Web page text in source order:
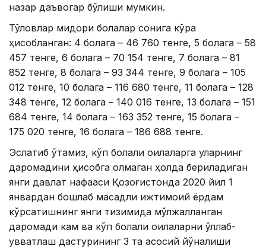
назар даъвогар бўлиши мумкин.
Тўловлар миқдори болалар сонига кўра
ҳисобланган: 4 болага – 46 760 тенге, 5 болага – 58
457 тенге, 6 болага – 70 154 тенге, 7 болага – 81
852 тенге, 8 болага – 93 344 тенге, 9 болага – 105
012 тенге, 10 болага – 116 680 тенге, 11 болага – 128
348 тенге, 12 болага – 140 016 тенге, 13 болага – 151
684 тенге, 14 болага – 163 352 тенге, 15 болага –
175 020 тенге, 16 болага – 186 688 тенге.
Эслатиб ўтамиз, кўп болали оилаларга уларнинг
даромадини ҳисобга олмаган ҳолда бериладиган
янги давлат нафақаси Қозоғистонда 2020 йил 1
январдан бошлаб мақсадли ижтимоий ёрдам
кўрсатишнинг янги тизимида мўлжалланган
даромади кам ва кўп болали оилаларни қўллаб-
қувватлаш дастурининг 3 та асосий йўналиши